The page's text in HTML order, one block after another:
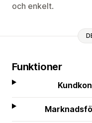
och enkelt.
Funktioner